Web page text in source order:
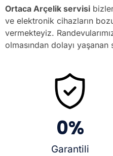
Ortaca Arçelik servisi
ve elektronik cihazların
vermekteyiz.
olmasından dolayı yaşanan
Garantili
0%